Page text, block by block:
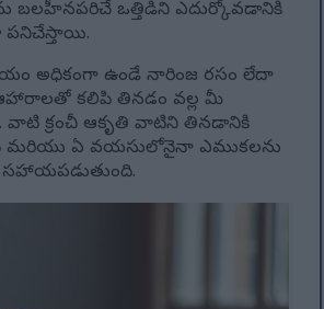
బలహీనపరిచే ఒత్తిడిని ఎదుర్కోవడానికి
అధికంగా ఉండే నారింజ రసం లేదా
కలిపి తినడం వల్ల మీ
వాటి క్రంచీ ఆకృతి వాటిని తినడానికి
మరియు ఏ వయసులోనైనా ఎముకలను